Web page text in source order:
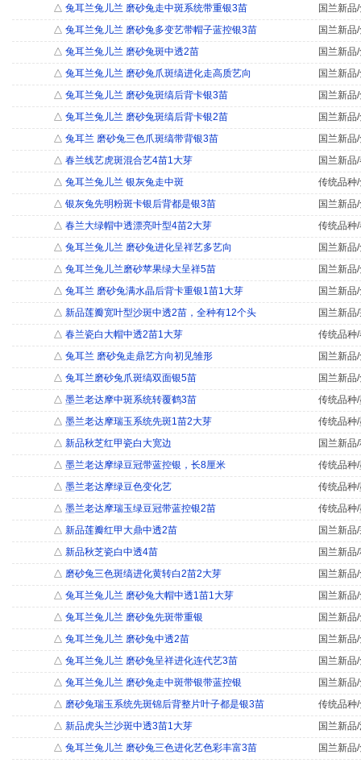
△ 兔耳兰兔儿兰 磨砂兔走中斑系统带重银3苗
国兰新品
△ 兔耳兰兔儿兰 磨砂兔多变艺带帽子蓝控银3苗
国兰新品
△ 兔耳兰兔儿兰 磨砂兔斑中透2苗
国兰新品
△ 兔耳兰兔儿兰 磨砂兔爪斑缟进化走高质艺向
国兰新品
△ 兔耳兰兔儿兰 磨砂兔斑缟后背卡银3苗
国兰新品
△ 兔耳兰兔儿兰 磨砂兔斑缟后背卡银2苗
国兰新品
△ 兔耳兰 磨砂兔三色爪斑缟带背银3苗
国兰新品
△ 春兰线艺虎斑混合艺4苗1大芽
国兰新品
△ 兔耳兰兔儿兰 银灰兔走中斑
传统品种
△ 银灰兔先明粉斑卡银后背都是银3苗
国兰新品
△ 春兰大绿帽中透漂亮叶型4苗2大芽
传统品种
△ 兔耳兰兔儿兰 磨砂兔进化呈祥艺多艺向
国兰新品
△ 兔耳兰兔儿兰磨砂苹果绿大呈祥5苗
国兰新品
△ 兔耳兰 磨砂兔满水晶后背卡重银1苗1大芽
国兰新品
△ 新品莲瓣宽叶型沙斑中透2苗，全种有12个头
国兰新品
△ 春兰瓷白大帽中透2苗1大芽
传统品种
△ 兔耳兰 磨砂兔走鼎艺方向初见雏形
国兰新品
△ 兔耳兰磨砂兔爪斑缟双面银5苗
国兰新品
△ 墨兰老达摩中斑系统转覆鹤3苗
传统品种
△ 墨兰老达摩瑞玉系统先斑1苗2大芽
传统品种
△ 新品秋芝红甲瓷白大宽边
国兰新品
△ 墨兰老达摩绿豆冠带蓝控银，长8厘米
传统品种
△ 墨兰老达摩绿豆色变化艺
传统品种
△ 墨兰老达摩瑞玉绿豆冠带蓝控银2苗
传统品种
△ 新品莲瓣红甲大鼎中透2苗
国兰新品
△ 新品秋芝瓷白中透4苗
国兰新品
△ 磨砂兔三色斑缟进化黄转白2苗2大芽
国兰新品
△ 兔耳兰兔儿兰 磨砂兔大帽中透1苗1大芽
国兰新品
△ 兔耳兰兔儿兰 磨砂兔先斑带重银
国兰新品
△ 兔耳兰兔儿兰 磨砂兔中透2苗
国兰新品
△ 兔耳兰兔儿兰 磨砂兔呈祥进化连代艺3苗
国兰新品
△ 兔耳兰兔儿兰 磨砂兔走中斑带银带蓝控银
国兰新品
△ 磨砂兔瑞玉系统先斑锦后背整片叶子都是银3苗
传统品种
△ 新品虎头兰沙斑中透3苗1大芽
国兰新品
△ 兔耳兰兔儿兰 磨砂兔三色进化艺色彩丰富3苗
国兰新品